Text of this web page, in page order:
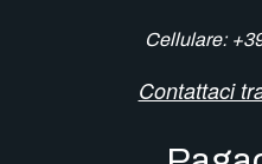
Cellulare:
Contattaci